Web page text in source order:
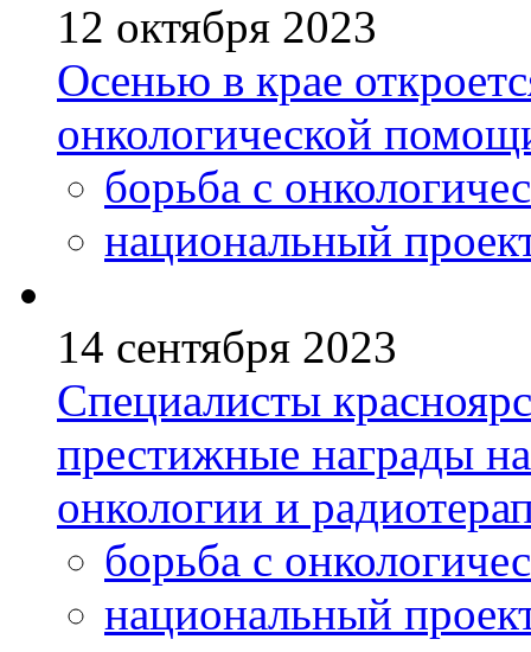
12 октября 2023
Осенью в крае
онкологической
борьба с
национальный
14 сентября 2023
Специалисты
престижные награды
онкологии и
борьба с
национальный